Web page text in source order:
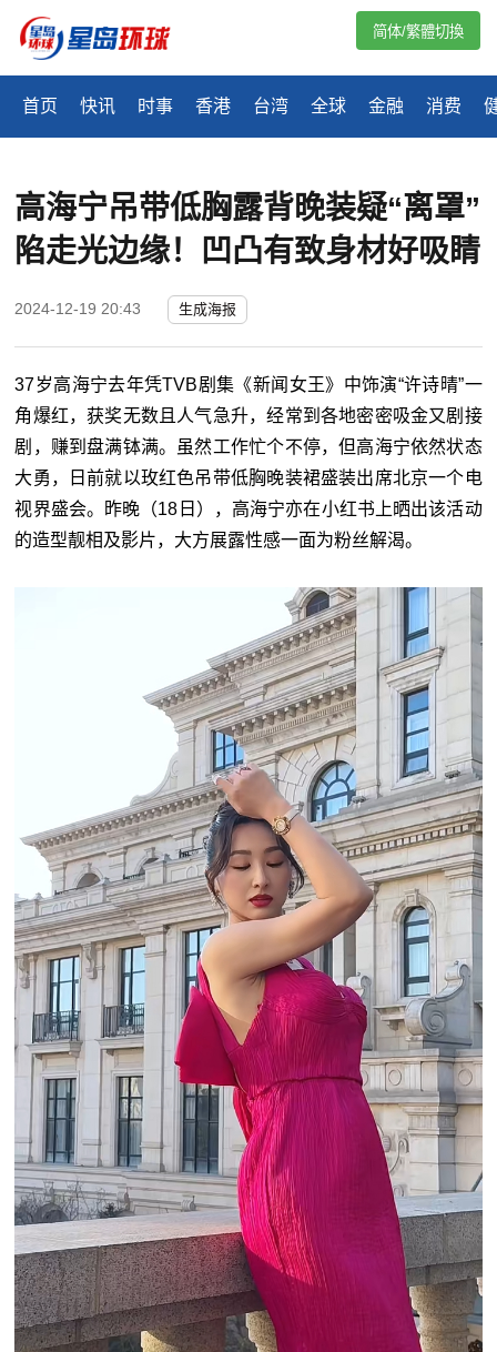
首页 快讯 时事 香港 台湾 全球 金融 消费
简体/繁體切換
高海宁吊带低胸露背晚装疑“离罩”
陷走光边缘！凹凸有致身材好吸睛
2024-12-19 20:43 生成海报
37岁高海宁去年凭TVB剧集《新闻女王》中饰演“许诗晴”一
角爆红，获奖无数且人气急升，经常到各地密密吸金又剧接
剧，赚到盘满钵满。虽然工作忙个不停，但高海宁依然状态
大勇，日前就以玫红色吊带低胸晚装裙盛装出席北京一个电
视界盛会。昨晚（18日），高海宁亦在小红书上晒出该活动
的造型靓相及影片，大方展露性感一面为粉丝解渴。